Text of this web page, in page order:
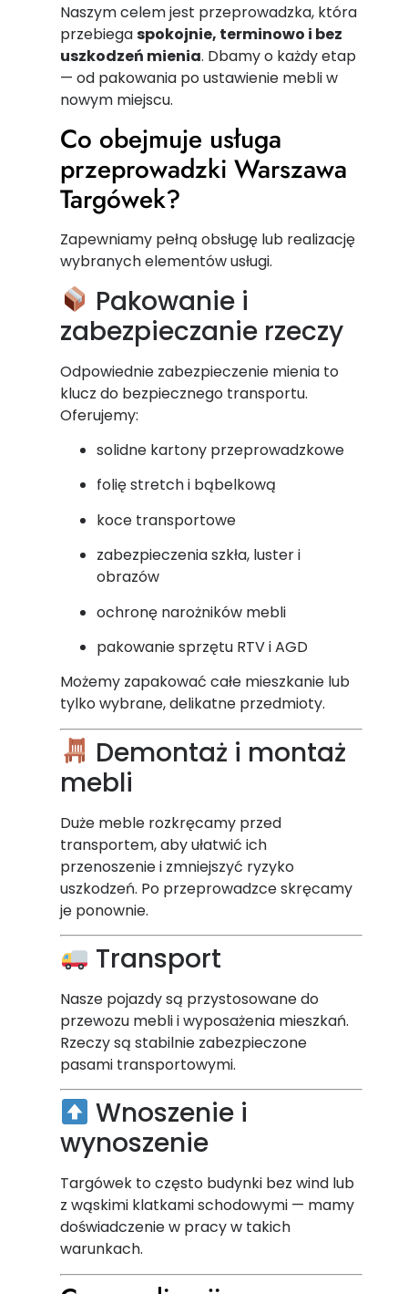
Naszym celem jest przeprowadzka, która
przebiegaspokojnie, terminowo i bez
uszkodzeń mienia. Dbamy o każdy etap
— od pakowania po ustawienie mebli w
nowym miejscu.
Co obejmuje usługa
przeprowadzki Warszawa
Targówek?
Zapewniamy pełną obsługę lub realizację
wybranych elementów usługi.
Pakowanie i
zabezpieczanie rzeczy
Odpowiednie zabezpieczenie mienia to
klucz do bezpiecznego transportu.
Oferujemy:
solidne kartony przeprowadzkowe
folię stretch i bąbelkową
koce transportowe
zabezpieczenia szkła, luster i
obrazów
ochronę narożników mebli
pakowanie sprzętu RTV i AGD
Możemy zapakować całe mieszkanie lub
tylko wybrane, delikatne przedmioty.
Demontaż i montaż
mebli
Duże meble rozkręcamy przed
transportem, aby ułatwić ich
przenoszenie i zmniejszyć ryzyko
uszkodzeń. Po przeprowadzce skręcamy
je ponownie.
Transport
Nasze pojazdy są przystosowane do
przewozu mebli i wyposażenia mieszkań.
Rzeczy są stabilnie zabezpieczone
pasami transportowymi.
Wnoszenie i
wynoszenie
Targówek to często budynki bez wind lub
z wąskimi klatkami schodowymi — mamy
doświadczenie w pracy w takich
warunkach.